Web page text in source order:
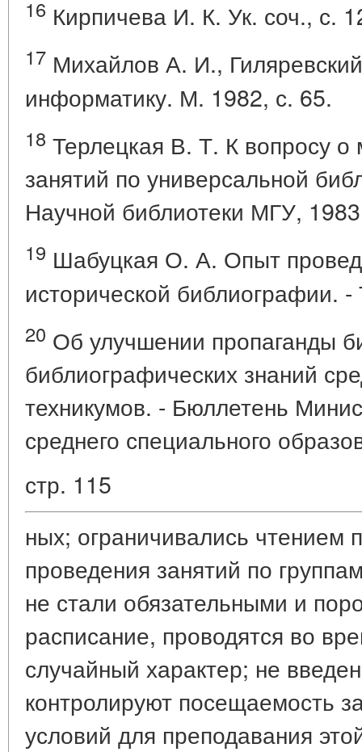
16 Кирпичева И. К. Ук. соч., с.
17 Михайлов А. И.,
информатику. М. 1982, с. 65.
18 Терлецкая В. Т. К вопросу о
занятий по универсальной
Научной библиотеки МГУ,
19 Шабуцкая О. А. Опыт
исторической библиографии.
20 Об улучшении пропаганды
библиографических знаний
техникумов. - Бюллетень
среднего специального
стр. 115
ных; ограничивались чтением
проведения занятий по
не стали обязательными и
расписание, проводятся во
случайный характер; не
контролируют посещаемость
условий для преподавания